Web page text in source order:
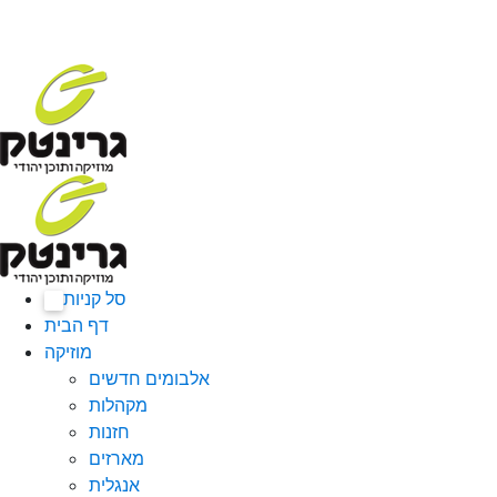
סל קניות
דף הבית
מוזיקה
אלבומים חדשים
מקהלות
חזנות
מארזים
אנגלית